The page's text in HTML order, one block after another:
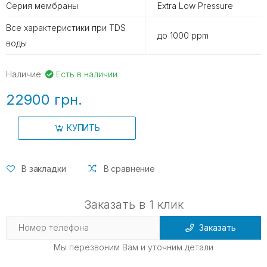
Серия мембраны Extra Low Pressure
Все характеристики при TDS
воды
до 1000 ppm
Наличие: Есть в наличии
22900 грн.
КУПИТЬ
В закладки В сравнение
Заказать в 1 клик
Заказать
Мы перезвоним Вам и уточним детали